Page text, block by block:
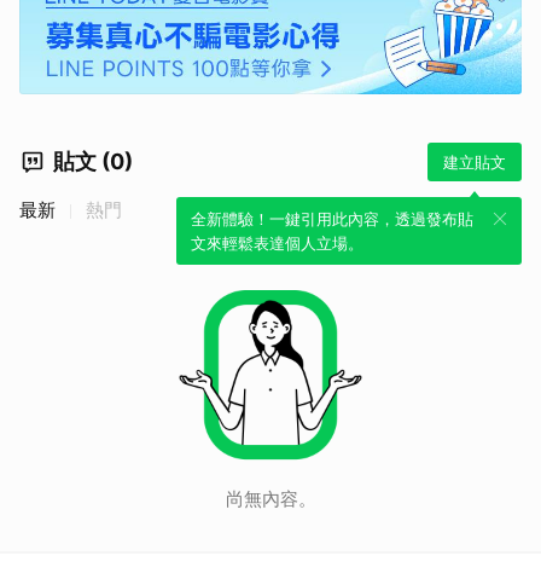
貼文 (0) 建立貼文
全新體驗！一鍵引用此內容，透過發布貼
文來輕鬆表達個人立場。
最新 熱門
尚無內容。